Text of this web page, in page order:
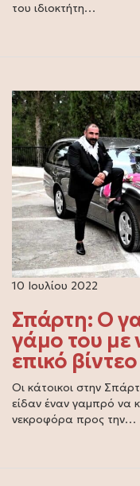
του ιδιοκτήτη…
10 Ιουλίου 2022
Σπάρτη: Ο
γάμο του με
επικό
Οι κάτοικοι στην
είδαν έναν γαμπρό να
νεκροφόρα προς την…